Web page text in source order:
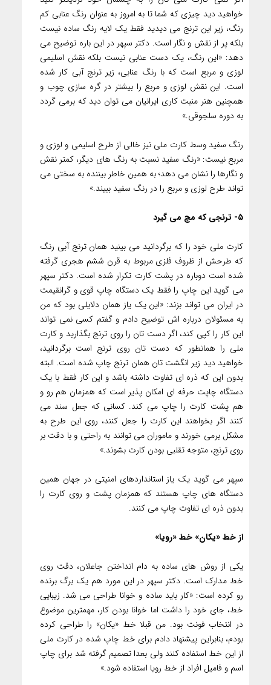
خواهید دید چیزی که شما تا به امروز به عنوان رنگ عنابی کم
رنگ، زیر این ترنج می دیدید فقط یک لایه رنگ ساده نیست
بلکه پر از نقش و نگار است. دکتر سپهر در این باره توضیح می
دهد: «این رنگ، یک دست عنابی نیست بلکه نقش اسلیمی
لوزی و مربع است که با رنگ عنابی، زیر ترنج آبی کار شده
است. این نقش لوزی و مربع را بیشتر در گره سازی چوب و
همچنین هنر منبت کاری ایرانیان می توان دید که برمی گردد
به دوره سلجوقی.»
رنگ سفید وسط کارت ملی نیز خالی از طرح اسلیمی و لوزی و
مربع نیست: «رنگ سفید نسبت به رنگ های دیگر، کمتر نقش
و نگارها را نشان می دهد؛ به همین خاطر بیننده به سختی می
تواند طرح لوزی و مربع را در رنگ سفید ببیند.»
۵- ترنجی که مچ می گیرد
کارت ملی خود را که برگردانید می بینید همان ترنج آبی رنگ
که طرحش از ظروف فلزی مربوط به قرن ششم هجری گرفته
شده است دوباره در پشت کارت تکرار شده است. دکتر سپهر
می گوید این چاپ را فقط یک دستگاه چاپ قوی و گرانقیمت
در ایران می تواند بزند: «این یک یاز همان دلایلی بود که من
به مسئولان درباره اش توضیح دادم و گفتم کسی نمی تواند
این کار را کپی کند، اگر دست تان را روی ترنج بگذارید و کارت
ملی را همانطور که دست تان روی ترنج است برگردانید،
خواهید دید زیر انگشت تان همان ترنج چاپ شده است. البته
بدون این که ذره ای تفاوت داشته باشد و این کار فقط با یک
دستگاه چاپت حرفه ای امکان پذیر است که همزمان هم رو و
هم پشت کارت را چاپ می کند. کسانی که جعل سند می
کنند اگر بخواهند این کارت را جعل کنند، روی این طرح به
مشکل برمی خورند و ماموران می توانند به راحتی و با دقت بر
روی ترنج، متوجه تقلبی بودن کارت بشوند.»
سپهر می گوید یک یاز استانداردهای امنیتی در جهان همین
دستگاه های چاپ هستند که همزمان پشت و روی کارت را
بدون ذره ای تفاوت چاپ می کنند.
از خط «یکان» خط «رویا»
یکی از روش های ساده به دام انداختن جاعلان، دقت روی
خط مدارک است. دکتر سپهر در این مورد هم یک برگ برنده
رو کرده است: «کار باید ساده و خوانا طراحی می شد. زیبایی
خط، جای خود را داشت اما خوانا بودن کار، مهمترین موضوع
در انتخاب فونت بود. من قبلا خط «یکان» را طراحی کرده
بودم، بنابراین پیشنهاد دادم برای خط چاپ شده در کارت ملی
از این خط استفاده کنند ولی بعدا تصمیم گرفته شد برای چاپ
اسم و فامیل افراد از خط رویا استفاده شود.»